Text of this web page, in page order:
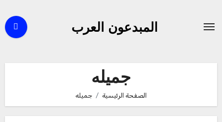
المبدعون العرب
جميله
الصفحة الرئيسية جميله